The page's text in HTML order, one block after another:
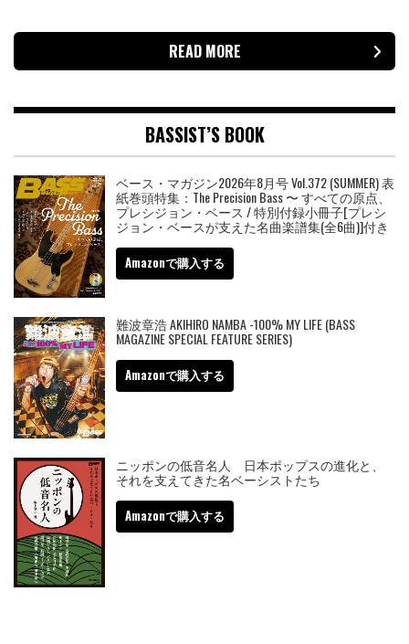
READ MORE
BASSIST’S BOOK
ベース・マガジン2026年8月号 Vol.372 (SUMMER) 表
紙巻頭特集：The Precision Bass 〜 すべての原点、
プレシジョン・ベース / 特別付録小冊子[プレシ
ジョン・ベースが支えた名曲楽譜集(全6曲)]付き
Amazonで購入する
難波章浩 AKIHIRO NAMBA -100% MY LIFE (BASS
MAGAZINE SPECIAL FEATURE SERIES)
Amazonで購入する
ニッポンの低音名人 日本ポップスの進化と、
それを支えてきた名ベーシストたち
Amazonで購入する